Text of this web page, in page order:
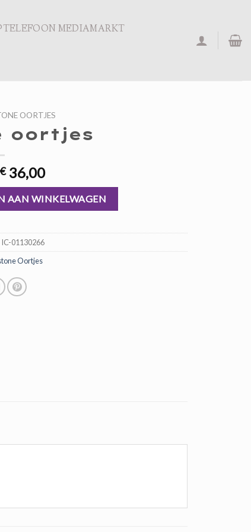
MEDIAMARKT
OORTJES
oortjes
Oorspronkelijke
54,00.
€36,00Huidige
prijs
is:
€ 36,00.
AAN WINKELWAGEN
IC-01130266
Oortjes